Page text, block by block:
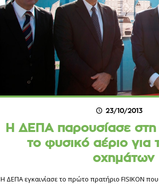
23/10/2013
H ΔΕΠΑ παρουσίασε
το φυσικό αέριο για
οχημάτων
Η ΔΕΠΑ εγκαινίασε το πρώτο πρατήριο FISIKOΝ